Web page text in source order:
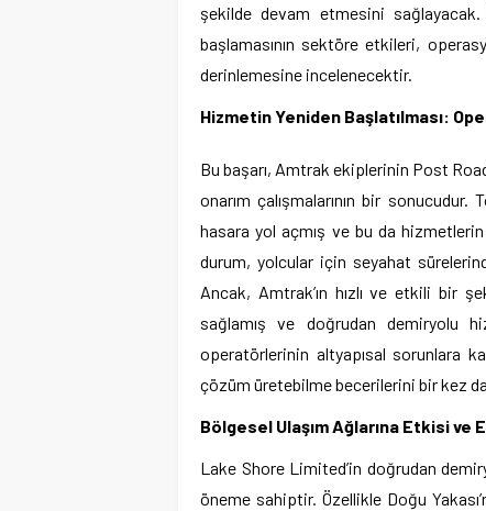
şekilde devam etmesini
başlamasının sektöre etkileri,
derinlemesine incelenecektir.
Hizmetin Yeniden Başlatılması:
Bu başarı, Amtrak ekiplerinin Post
onarım çalışmalarının bir
hasara yol açmış ve bu da
durum, yolcular için seyahat
Ancak, Amtrak’ın hızlı ve etkili bir
sağlamış ve doğrudan demiryolu
operatörlerinin altyapısal sorunlara
çözüm üretebilme becerilerini bir kez
Bölgesel Ulaşım Ağlarına Etkisi ve
Lake Shore Limited’in doğrudan
öneme sahiptir. Özellikle Doğu